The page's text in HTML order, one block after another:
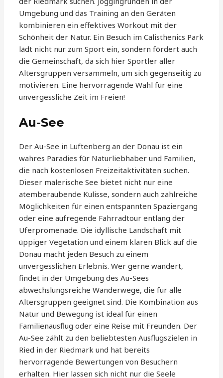
Umgebung und das Training an den Geräten
kombinieren ein effektives Workout mit der
Schönheit der Natur. Ein Besuch im Calisthenics Park
lädt nicht nur zum Sport ein, sondern fördert auch
die Gemeinschaft, da sich hier Sportler aller
Altersgruppen versammeln, um sich gegenseitig zu
motivieren. Eine hervorragende Wahl für eine
unvergessliche Zeit im Freien!
Au-See
Der Au-See in Luftenberg an der Donau ist ein
wahres Paradies für Naturliebhaber und Familien,
die nach kostenlosen Freizeitaktivitäten suchen.
Dieser malerische See bietet nicht nur eine
atemberaubende Kulisse, sondern auch zahlreiche
Möglichkeiten für einen entspannten Spaziergang
oder eine aufregende Fahrradtour entlang der
Uferpromenade. Die idyllische Landschaft mit
üppiger Vegetation und einem klaren Blick auf die
Donau macht jeden Besuch zu einem
unvergesslichen Erlebnis. Wer gerne wandert,
findet in der Umgebung des Au-Sees
abwechslungsreiche Wanderwege, die für alle
Altersgruppen geeignet sind. Die Kombination aus
Natur und Bewegung ist ideal für einen
Familienausflug oder eine Reise mit Freunden. Der
Au-See zählt zu den beliebtesten Ausflugszielen in
Ried in der Riedmark und hat bereits
hervorragende Bewertungen von Besuchern
erhalten. Hier lassen sich nicht nur die Seele